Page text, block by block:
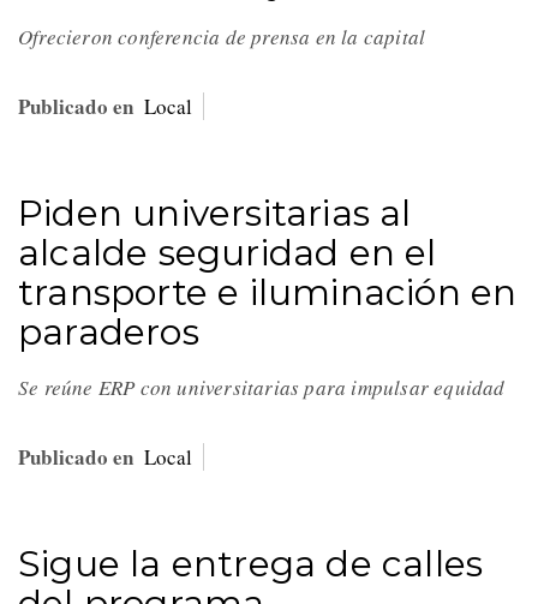
Ofrecieron conferencia de prensa en la capital
Publicado en Local
Piden universitarias al
alcalde seguridad en el
transporte e iluminación en
paraderos
Se reúne ERP con universitarias para impulsar equidad
Publicado en Local
Sigue la entrega de calles